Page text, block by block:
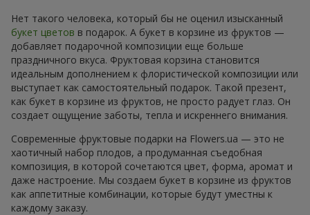
Нет такого человека, который бы не оценил изысканный
букет цветов в подарок. А букет в корзине из фруктов —
добавляет подарочной композиции еще больше
праздничного вкуса. Фруктовая корзина становится
идеальным дополнением к флористической композиции или
выступает как самостоятельный подарок. Такой презент,
как букет в корзине из фруктов, не просто радует глаз. Он
создает ощущение заботы, тепла и искреннего внимания.
Современные фруктовые подарки на Flowers.ua — это не
хаотичный набор плодов, а продуманная съедобная
композиция, в которой сочетаются цвет, форма, аромат и
даже настроение. Мы создаем букет в корзине из фруктов
как аппетитные комбинации, которые будут уместны к
каждому заказу.